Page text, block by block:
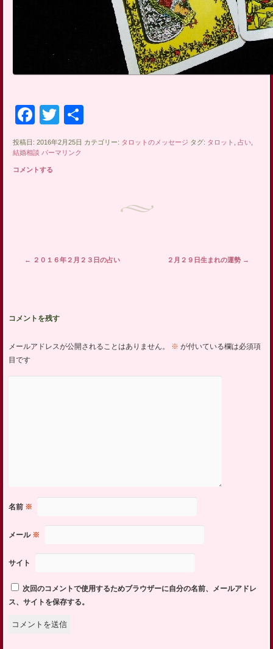
Facebook
Twitter
有
投稿日: 2016年2月25日 カテゴリー: タロットのメッセージ タグ: タロット ,占い
結婚相談 パーマリンク
コメントする
投稿ナビゲーション
← ２０１６年２月２３日の占い ２月２９日生まれの運勢 →
コメントを残す
メールアドレスが公開されることはありません。 ※ が付いている欄は必須項
目です
名前 ※
メール ※
サイト
次回のコメントで使用するためブラウザーに自分の名前、メールアドレ
ス、サイトを保存する。